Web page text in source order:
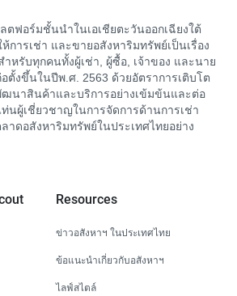
ตฟอร์มชั้นนำในเอเชียตะวันออกเฉียงใต้
การเช่า และขายอสังหาริมทรัพย์เป็นเรื่อง
ำหรับทุกคนทั้งผู้เช่า, ผู้ซื้อ, เจ้าของ และนาย
ตั้งขึ้นในปีพ.ศ. 2563 ด้วยอัตราการเติบโต
ฒนาสินค้าและบริการอย่างเข้มข้นและต่อ
ท่นผู้เชี่ยวชาญในการจัดการด้านการเช่า
ดอสังหาริมทรัพย์ในประเทศไทยอย่าง
Resources
ข่าวอสังหาฯ ในประเทศไทย
ข้อแนะนำเกี่ยวกับอสังหาฯ
ไลฟ์สไตล์